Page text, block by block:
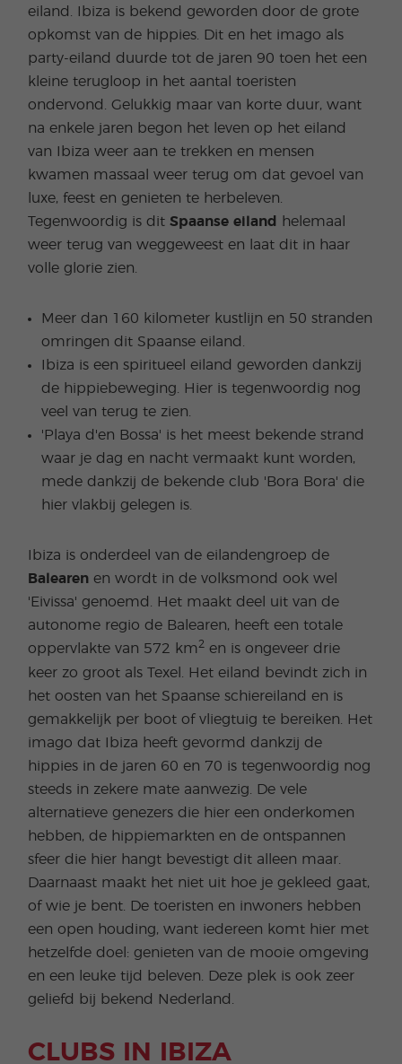
eiland. Ibiza is bekend geworden door de grote
opkomst van de hippies. Dit en het imago als
party-eiland duurde tot de jaren 90 toen het een
kleine terugloop in het aantal toeristen
ondervond. Gelukkig maar van korte duur, want
na enkele jaren begon het leven op het eiland
van Ibiza weer aan te trekken en mensen
kwamen massaal weer terug om dat gevoel van
luxe, feest en genieten te herbeleven.
Tegenwoordig is ditSpaanse eiland
helemaal
weer terug van weggeweest en laat dit in haar
volle glorie zien.
Meer dan 160 kilometer kustlijn en 50 stranden
omringen dit Spaanse eiland.
Ibiza is een spiritueel eiland geworden dankzij
de hippiebeweging. Hier is tegenwoordig nog
veel van terug te zien.
'Playa d'en Bossa' is het meest bekende strand
waar je dag en nacht vermaakt kunt worden,
mede dankzij de bekende club 'Bora Bora' die
hier vlakbij gelegen is.
Ibiza is onderdeel van de eilandengroep de
Balearen en wordt in de volksmond ook wel
'Eivissa' genoemd. Het maakt deel uit van de
autonome regio de Balearen, heeft een totale
oppervlakte van 572 km2 en is ongeveer drie
keer zo groot als Texel. Het eiland bevindt zich in
het oosten van het Spaanse schiereiland en is
gemakkelijk per boot of vliegtuig te bereiken. Het
imago dat Ibiza heeft gevormd dankzij de
hippies in de jaren 60 en 70 is tegenwoordig nog
steeds in zekere mate aanwezig. De vele
alternatieve genezers die hier een onderkomen
hebben, de hippiemarkten en de ontspannen
sfeer die hier hangt bevestigt dit alleen maar.
Daarnaast maakt het niet uit hoe je gekleed gaat,
of wie je bent. De toeristen en inwoners hebben
een open houding, want iedereen komt hier met
hetzelfde doel: genieten van de mooie omgeving
en een leuke tijd beleven. Deze plek is ook zeer
geliefd bij bekend Nederland.
CLUBS IN IBIZA